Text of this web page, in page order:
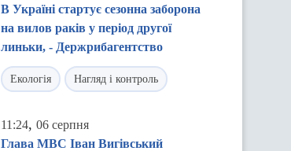
В Україні стартує сезонна заборона
на вилов раків у період другої
линьки, - Держрибагентство
Екологія Нагляд і контроль
11:24, 06 серпня
Глава МВС Іван Вигівський